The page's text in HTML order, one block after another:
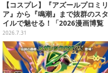
【コスプレ】『アズールプロミリ
ア』から『鳴潮』まで抜群のスタ
イルで魅せる！「2026漫画博覧
会」百花繚乱の台湾美女12選【写
真37枚】
2026.7.31